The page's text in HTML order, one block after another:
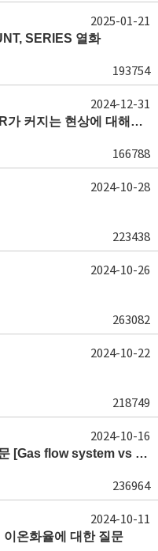
SERIES 열화
193754
2025-01-21
HF와 LF중 LF REFLECT POWER가 커지는 현상에 대해서 도움이 필요합니다.
166788
2024-12-31
223438
2024-10-28
263082
2024-10-26
218749
2024-10-22
Wafer 영역별 E/R 차이에 대한 질문 [Gas flow system vs E/R]
236964
2024-10-16
온화율에 대한 질문
2024-10-11